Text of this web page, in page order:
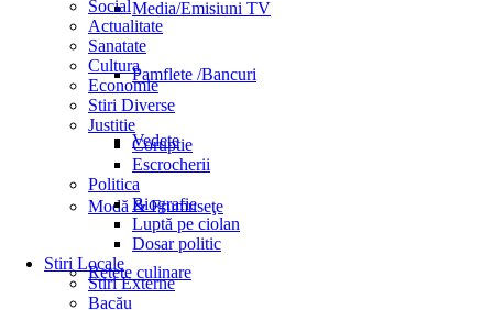
Media/Emisiuni TV
Pamflete /Bancuri
Vedete
Modă & Frumuseţe
Retete culinare
Social
Actualitate
Sanatate
Cultura
Economie
Stiri Diverse
Justitie
Coruptie
Escrocherii
Politica
Biografie
Luptă pe ciolan
Dosar politic
Stiri Locale
Stiri Externe
Bacău